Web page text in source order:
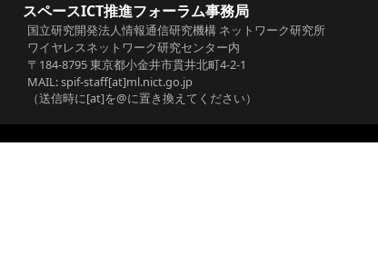
スペースICT推進フォーラム事務局
国立研究開発法人情報通信研究機構 ネットワーク研究所
ワイヤレスネットワーク研究センター内
〒184-8795 東京都小金井市貫井北町4-2-1
MAIL: spif-staff[at]ml.nict.go.jp
（送信時に[at]を@に置き換えてください）